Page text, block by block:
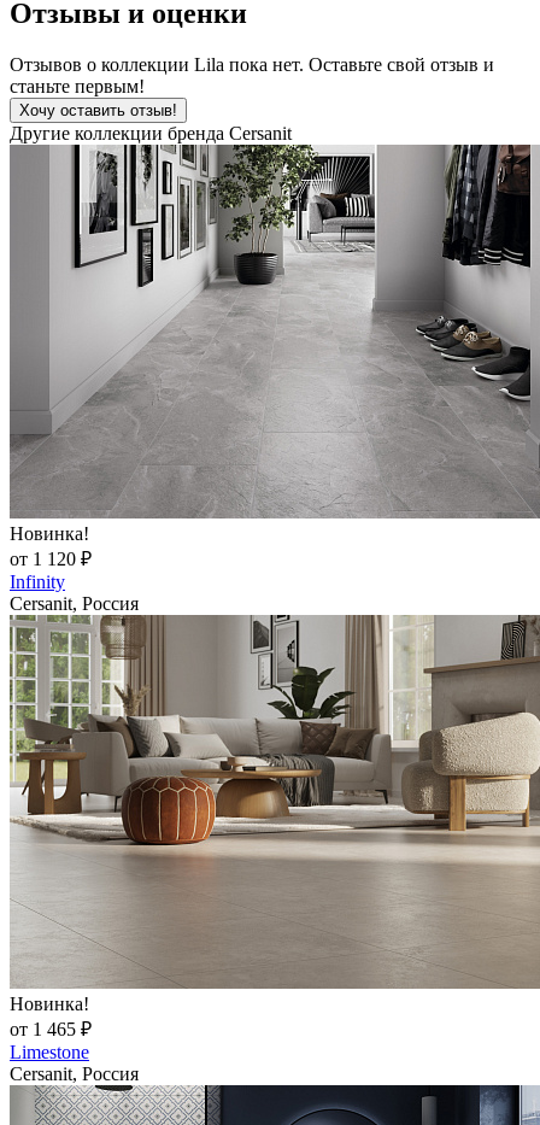
Отзывы и оценки
Отзывов о коллекции Lila пока нет. Оставьте свой отзыв и
станьте первым!
Хочу оставить отзыв!
Другие коллекции бренда Cersanit
Новинка!
от 1 120 ₽
Infinity
Cersanit, Россия
Новинка!
от 1 465 ₽
Limestone
Cersanit, Россия